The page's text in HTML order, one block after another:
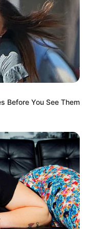
Karena Isu
ganda lazim
ke waktu, yang paling
terkait tawaran dari AS
Before You See Them